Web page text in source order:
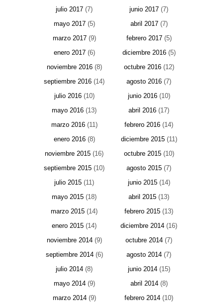
julio 2017 (7) junio 2017 (7)
mayo 2017(5) abril 2017(7)
marzo 2017(9) febrero 2017(5)
enero 2017(6) diciembre 2016(5)
noviembre 2016(8) octubre 2016(12)
septiembre 2016 (14) agosto 2016 (7)
julio 2016(10) junio 2016(10)
mayo 2016 (13) abril 2016 (17)
marzo 2016(11) febrero 2016 (14)
enero 2016(8) diciembre 2015(11)
noviembre 2015 (16) octubre 2015(10)
septiembre 2015 (10) agosto 2015 (7)
julio 2015 (11) junio 2015(14)
mayo 2015 (18) abril 2015 (13)
marzo 2015 (14) febrero 2015 (13)
enero 2015 (14) diciembre 2014 (16)
noviembre 2014(9) octubre 2014 (7)
septiembre 2014(6) agosto 2014 (7)
julio 2014 (8) junio 2014(15)
mayo 2014(9) abril 2014(8)
marzo 2014(9) febrero 2014 (10)